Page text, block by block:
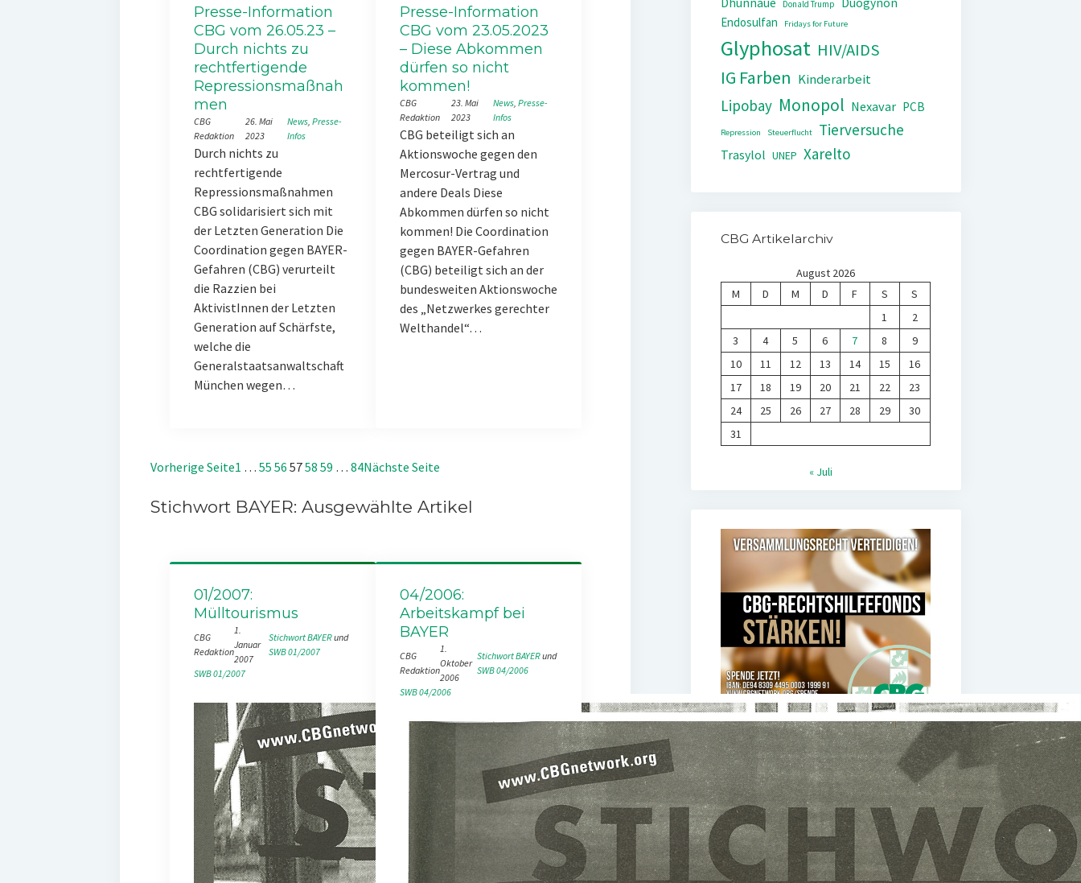
Presse-Information
CBG vom 26.05.23 –
Durch nichts zu
rechtfertigende
Repressionsmaßnah
men
CBG
Redaktion
26. Mai
2023
News, Presse-
Infos
Durch nichts zu
rechtfertigende
Repressionsmaßnahmen
CBG solidarisiert sich mit
der Letzten Generation Die
Coordination gegen BAYER-
Gefahren (CBG) verurteilt
die Razzien bei
AktivistInnen der Letzten
Generation auf Schärfste,
welche die
Generalstaatsanwaltschaft
München wegen…
Presse-Information
CBG vom 23.05.2023
– Diese Abkommen
dürfen so nicht
kommen!
CBG
Redaktion
23. Mai
2023
News, Presse-
Infos
CBG beteiligt sich an
Aktionswoche gegen den
Mercosur-Vertrag und
andere Deals Diese
Abkommen dürfen so nicht
kommen! Die Coordination
gegen BAYER-Gefahren
(CBG) beteiligt sich an der
bundesweiten Aktionswoche
des „Netzwerkes gerechter
Welthandel“…
Vorherige Seite1 … 55 56 5758 59 … 84Nächste Seite
Stichwort BAYER: Ausgewählte Artikel
01/2007:
Mülltourismus
CBG
Redaktion
1.
Januar
2007
Stichwort BAYER
und
SWB 01/2007
SWB 01/2007
04/2006:
Arbeitskampf bei
BAYER
CBG
Redaktion
1.
Oktober
2006
Stichwort BAYER
und
SWB 04/2006
SWB 04/2006
Donald Trump
Endosulfan
Fridays for Future
Glyphosat HIV/AIDS
IG Farben Kinderarbeit
Lipobay Monopol Nexavar PCB
Repression Steuerflucht Tierversuche
Trasylol UNEP Xarelto
CBG Artikelarchiv
August 2026
M
D M D F S
S
1
2
3
4 5 6 7 8
9
10
11 12 13 14 15
16
17
18 19 20 21 22
23
24
25 26 27 28 29
30
31
« Juli